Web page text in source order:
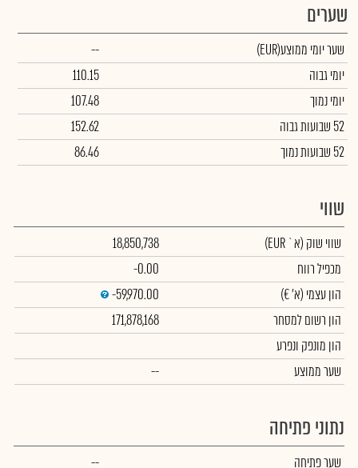
שערים
שער יומי ממוצע(EUR)
--
יומי גבוה
110.15
יומי נמוך
107.48
52 שבועות גבוה
152.62
52 שבועות נמוך
86.46
שווי
שווי שוק (א` EUR)
18,850,738
מכפיל רווח
-0.00
הון עצמי (א' €)
-59,970.00
הון רשום למסחר
171,878,168
הון מונפק ונפרע
שער ממוצע
--
נתוני פתיחה
שער פתיחה --